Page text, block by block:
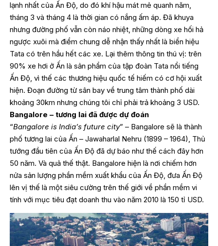
lạnh nhất của Ấn Độ, do đó khí hậu mát mẻ quanh năm,
tháng 3 và tháng 4 là thời gian có nắng ấm áp. Đã khuya
nhưng đường phố vẫn còn náo nhiệt, những dòng xe hối hả
ngược xuôi mà điểm chung dễ nhận thấy nhất là biển hiệu
Tata có trên hầu hết các xe. Lại thêm thông tin thú vị: trên
90% xe hơi ở Ấn là sản phẩm của tập đoàn Tata nổi tiếng
Ấn Độ, vì thế các thương hiệu quốc tế hiếm có cơ hội xuất
hiện. Đoạn đường từ sân bay về trung tâm thành phố dài
khoảng 30km nhưng chúng tôi chỉ phải trả khoảng 3 USD.
Bangalore – tương lai đã được dự đoán
“Bangalore is India’s future city” – Bangalore sẽ là thành
phố tương lai của Ấn – Jawaharlal Nehru (1899 – 1964), Thủ
tướng đầu tiên của Ấn Độ đã dự báo như thế cách đây hơn
50 năm. Và quả thế thật. Bangalore hiện là nơi chiếm hơn
nửa sản lượng phần mềm xuất khẩu của Ấn Độ, đưa Ấn Độ
lên vị thế là một siêu cường trên thế giới về phần mềm vi
tính với mục tiêu đạt doanh thu vào năm 2010 là 150 tỉ USD.